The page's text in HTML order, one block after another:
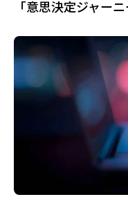
「意思決定ジャー